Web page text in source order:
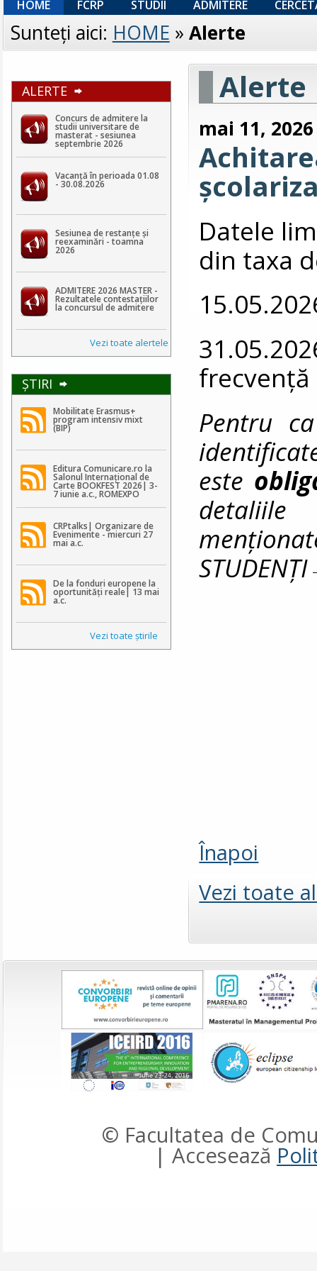
HOME FCRP STUDII ADMITERE
Sunteţi aici: HOME » Alerte
ALERTE
Concurs de admitere la
studii universitare de
masterat - sesiunea
septembrie 2026
Vacanță în perioada 01.08
- 30.08.2026
Sesiunea de restanțe și
reexaminări - toamna
2026
ADMITERE 2026 MASTER -
Rezultatele contestaţiilor
la concursul de admitere
Vezi toate alertele
ŞTIRI
Mobilitate Erasmus+
program intensiv mixt
(BIP)
Editura Comunicare.ro la
Salonul Internațional de
Carte BOOKFEST 2026| 3-
7 iunie a.c., ROMEXPO
CRPtalks| Organizare de
Evenimente - miercuri 27
mai a.c.
De la fonduri europene la
oportunități reale| 13 mai
a.c.
Vezi toate ştirile
Alerte
mai 11, 2026
Datele
din taxa
Pentru
este
Înapoi
Vezi toate
© Facultatea de
| Accesează